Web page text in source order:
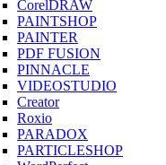
CorelDRAW
PAINTSHOP
PAINTER
PDF FUSION
PINNACLE
VIDEOSTUDIO
Creator
Roxio
PARADOX
PARTICLESHOP